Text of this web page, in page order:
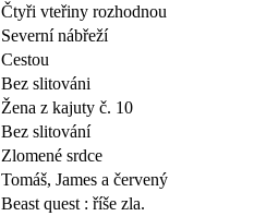
Čtyři vteřiny rozhodnou
Severní nábřeží
Cestou
Bez slitováni
Žena z kajuty č. 10
Bez slitování
Zlomené srdce
Tomáš, James a červený
Beast quest : říše zla.